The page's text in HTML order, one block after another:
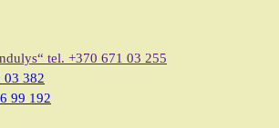
tel. +370 671 03 255
03 382
99 192